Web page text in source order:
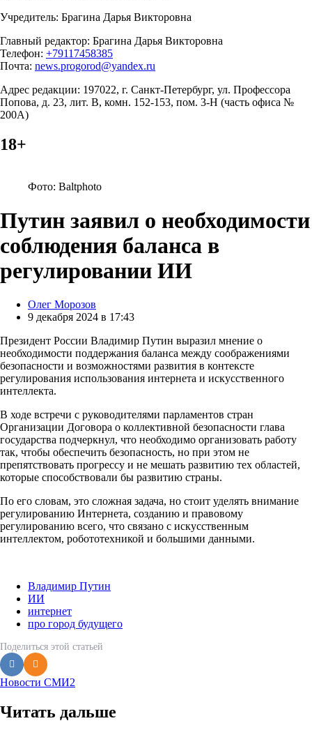
Учредитель: Брагина Дарья Викторовна
Главный редактор: Брагина Дарья Викторовна
Телефон: +79117458385
Почта: news.progorod@yandex.ru
Адрес редакции: 197022, г. Санкт-Петербург, ул. Профессора
Попова, д. 23, лит. В, комн. 152-153, пом. 3-Н (часть офиса №
200А)
18+
Фото: Baltphoto
Путин заявил о необходимости
соблюдения баланса в
регулировании ИИ
Posted
by
Олег Морозов
9 декабря 2024 в 17:43
Президент России Владимир Путин выразил мнение о
необходимости поддержания баланса между соображениями
безопасности и возможностями развития в контексте
регулирования использования интернета и искусственного
интеллекта.
В ходе встречи с руководителями парламентов стран
Организации Договора о коллективной безопасности глава
государства подчеркнул, что необходимо организовать работу
так, чтобы обеспечить безопасность, но при этом не
препятствовать прогрессу и не мешать развитию тех областей,
которые способствовали бы развитию страны.
По его словам, это сложная задача, но стоит уделять внимание
регулированию Интернета, созданию и правовому
регулированию всего, что связано с искусственным
интеллектом, робототехникой и большими данными.
Владимир Путин
ИИ
интернет
про город будущего
Поделиться этой статьей
Новости СМИ2
Читать дальше